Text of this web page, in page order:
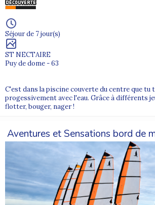
Séjour de 7 jour(s)
ST NECTAIRE
Puy de dome - 63
C'est dans la piscine couverte du centre que tu
progessivement avec l'eau. Grâce à différents
flotter, bouger, nager !
Aventures et Sensations bord de